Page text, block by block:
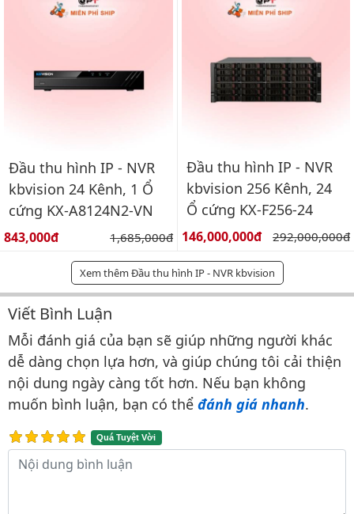
Đầu thu hình IP - NVR
kbvision 24 Kênh, 1 Ổ
cứng KX-A8124N2-VN
Giá bán:
843,000đ Giá gốc:
1,685,000đ
Đầu thu hình IP - NVR
kbvision 256 Kênh, 24
Ổ cứng KX-F256-24
Giá bán:
146,000,000đ Giá gốc:
292,000,000đ
Xem thêm Đầu thu hình IP - NVR kbvision
Bình luận & Đánh giá
Viết Bình Luận
Mỗi đánh giá của bạn sẽ giúp những người khác
dễ dàng chọn lựa hơn, và giúp chúng tôi cải thiện
nội dung ngày càng tốt hơn. Nếu bạn không
muốn bình luận, bạn có thể đánh giá nhanh.
Quá Tuyệt Vời
Nội dung bình luận